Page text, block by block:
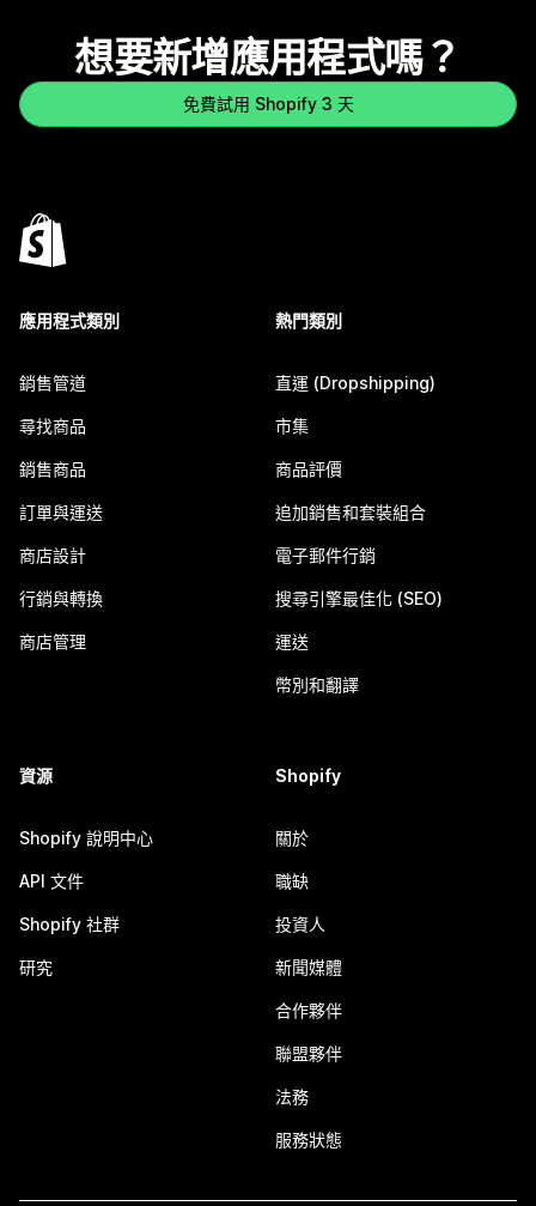
想要新增應用程式嗎？
免費試用 Shopify 3 天
應用程式類別
銷售管道
尋找商品
銷售商品
訂單與運送
商店設計
行銷與轉換
商店管理
熱門類別
直運 (Dropshipping)
市集
商品評價
追加銷售和套裝組合
電子郵件行銷
搜尋引擎最佳化 (SEO)
運送
幣別和翻譯
資源
Shopify 說明中心
API 文件
Shopify 社群
研究
Shopify
關於
職缺
投資人
新聞媒體
合作夥伴
聯盟夥伴
法務
服務狀態